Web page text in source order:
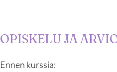
OPISKELU JA
Ennen kurssia: